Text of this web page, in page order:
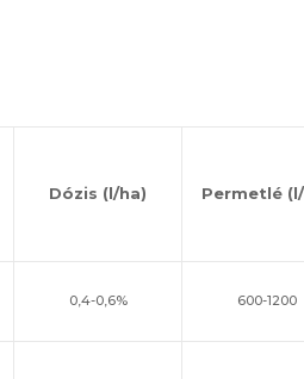
Dózis (l/ha) Permetlé
0,4-0,6% 600-1200